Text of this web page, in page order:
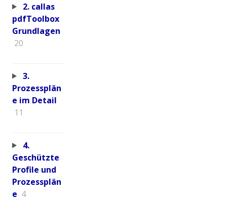
2. callas
pdfToolbox
Grundlagen
20
3.
Prozessplän
e im Detail
11
4.
Geschützte
Profile und
Prozessplän
e 4